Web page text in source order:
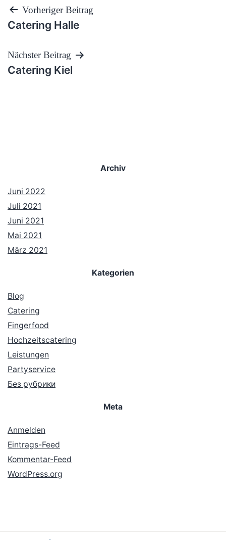
Beitragsnavigation
Vorheriger Beitrag
Catering Halle
Nächster Beitrag
Catering Kiel
Archiv
Juni 2022
Juli 2021
Juni 2021
Mai 2021
März 2021
Kategorien
Blog
Catering
Fingerfood
Hochzeitscatering
Leistungen
Partyservice
Без рубрики
Meta
Anmelden
Eintrags-Feed
Kommentar-Feed
WordPress.org